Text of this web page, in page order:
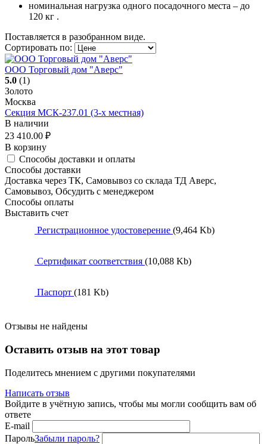
номинальная нагрузка одного посадочного места – до
120 кг .
Поставляется в разобранном виде.
Сортировать по:
ООО Торговый дом "Аверс"
5.0 (1)
Золото
Москва
Секция МСК-237.01 (3-х местная)
В наличии
23 410.00 ₽
В корзину
Способы доставки и оплаты
Способы доставки
Доставка через ТК, Самовывоз со склада ТД Аверс,
Самовывоз, Обсудить с менеджером
Способы оплаты
Выставить счет
Регистрационное удостоверение (9,464 Kb)
Сертификат соответствия (10,088 Kb)
Паспорт (181 Kb)
Отзывы не найдены
Оставить отзыв на этот товар
Поделитесь мнением с другими покупателями
Написать отзыв
Войдите в учётную запись, чтобы мы могли сообщить вам об
ответе
E-mail
ПарольЗабыли пароль?